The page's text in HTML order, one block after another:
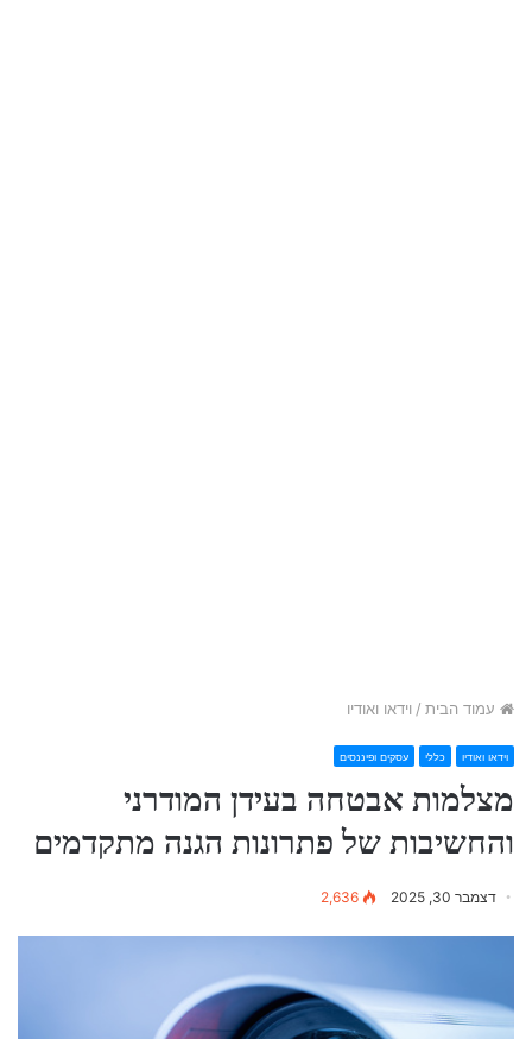
עמוד הבית / וידאו ואודיו
וידאו ואודיו כללי עסקים ופיננסים
מצלמות אבטחה בעידן המודרני
והחשיבות של פתרונות הגנה מתקדמים
דצמבר 30, 2025 2,636